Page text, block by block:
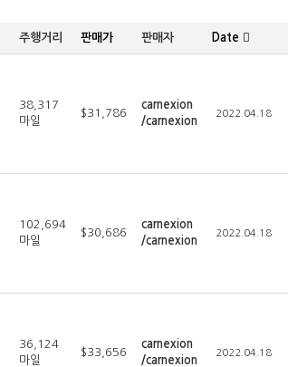
주행거리 판매가 판매자 Date
38,317
마일
$31,786
carnexion
/carnexion
2022.04.18
102,694
마일
$30,686
carnexion
/carnexion
2022.04.18
36,124
마일
$33,656
carnexion
/carnexion
2022.04.18